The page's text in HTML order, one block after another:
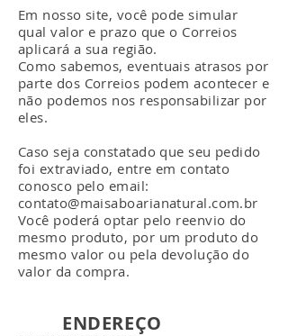
Em nosso site, você pode simular
qual valor e prazo que o Correios
aplicará a sua região.
Como sabemos, eventuais atrasos por
parte dos Correios podem acontecer e
não podemos nos responsabilizar por
eles.
Caso seja constatado que seu pedido
foi extraviado, entre em contato
conosco pelo email:
contato@maisaboarianatural.com.br
Você poderá optar pelo reenvio do
mesmo produto, por um produto do
mesmo valor ou pela devolução do
valor da compra.
ENDEREÇO